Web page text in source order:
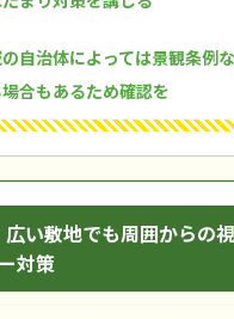
自治体によっては景観条例
合もあるため確認を
い敷地でも周囲からの
対策